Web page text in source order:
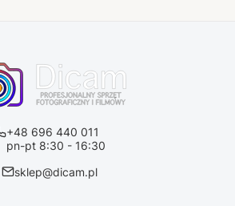
+48 696 440 011
pn-pt 8:30 - 16:30
sklep@dicam.pl